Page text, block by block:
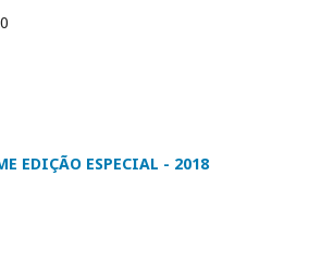
EDIÇÃO ESPECIAL - 2018